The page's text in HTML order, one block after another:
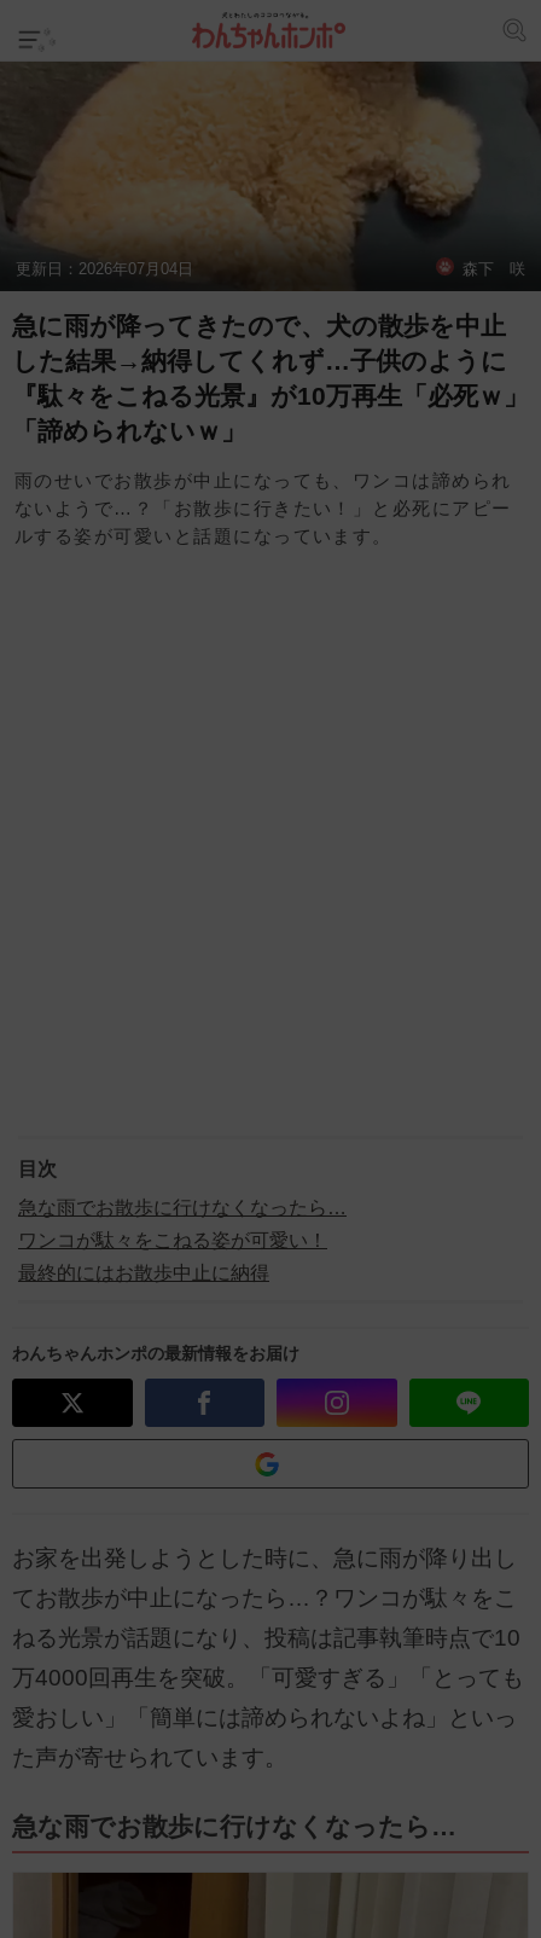
更新日： 2026年07月04日 森下 咲
急に雨が降ってきたので、犬の散歩を中止
した結果→納得してくれず…子供のように
『駄々をこねる光景』が10万再生「必死ｗ」
「諦められないｗ」
雨のせいでお散歩が中止になっても、ワンコは諦められ
ないようで…？「お散歩に行きたい！」と必死にアピー
ルする姿が可愛いと話題になっています。
目次
急な雨でお散歩に行けなくなったら…
ワンコが駄々をこねる姿が可愛い！
最終的にはお散歩中止に納得
わんちゃんホンポの最新情報をお届け
お家を出発しようとした時に、急に雨が降り出し
てお散歩が中止になったら…？ワンコが駄々をこ
ねる光景が話題になり、投稿は記事執筆時点で10
万4000回再生を突破。「可愛すぎる」「とっても
愛おしい」「簡単には諦められないよね」といっ
た声が寄せられています。
急な雨でお散歩に行けなくなったら…